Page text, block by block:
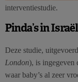
interventiestudie.
Pinda’s in Israël
Deze studie,
London), is ingegeven
waar baby’s al zeer